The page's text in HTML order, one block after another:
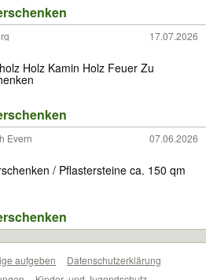
17.07.2026
Holz Kamin Holz Feuer Zu
Evern 07.06.2026
Zu verschenken / Pflastersteine ca. 150 qm
aufgeben
Datenschutzerklärung